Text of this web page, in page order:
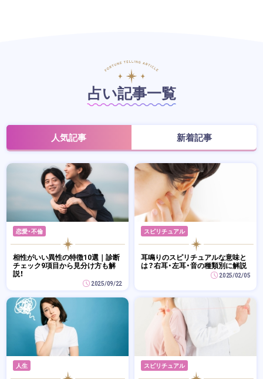
占い記事一覧
人気記事 新着記事
恋愛・不倫
相性がいい異性の特徴10選｜診断
チェック9項目から見分け方も解
説！
2025/09/22
スピリチュアル
耳鳴りのスピリチュアルな意味と
は？右耳・左耳・音の種類別に解説
2025/02/05
人生 スピリチュアル